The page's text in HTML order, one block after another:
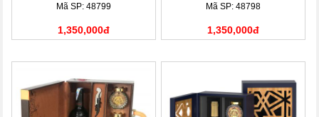
Mã SP: 48799
1,350,000đ
Mã SP: 48798
1,350,000đ